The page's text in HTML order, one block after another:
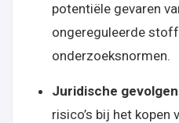
potentiële gevaren
ongereguleerde
onderzoeksnormen.
Juridische gevolgen
risico’s bij het